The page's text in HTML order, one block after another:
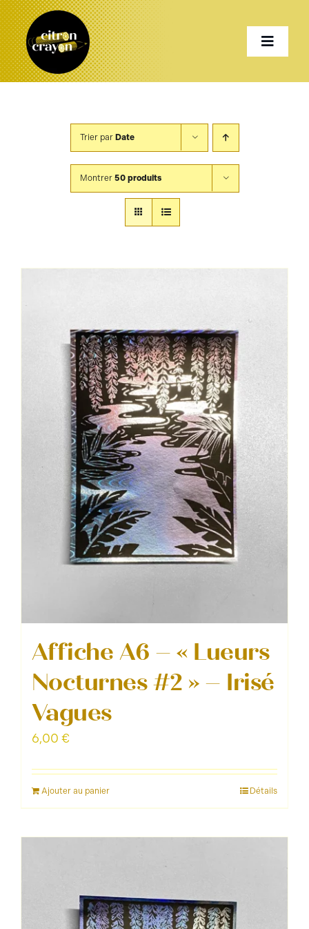
Passer
au
contenu
Toggle
Présentation
Mon Compte
Trier par Date
Montrer 50 produits
Affiche A6 – « Lueurs
Nocturnes #2 » – Irisé
Vagues
6,00 €
Ajouter au panier Détails